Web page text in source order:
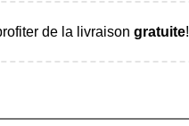
de la livraison gratuite!